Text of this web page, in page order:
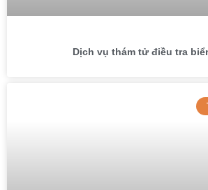
Dịch vụ thám tử điều tra